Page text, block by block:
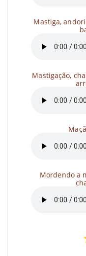
Mastiga,
Mastigação,
Mordendo a